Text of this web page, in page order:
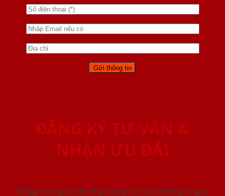
ĐĂNG KÝ TƯ VẤN &
NHẬN ƯU ĐÃI
Nhập thông tin để nhận được tư vấn miễn phí qua